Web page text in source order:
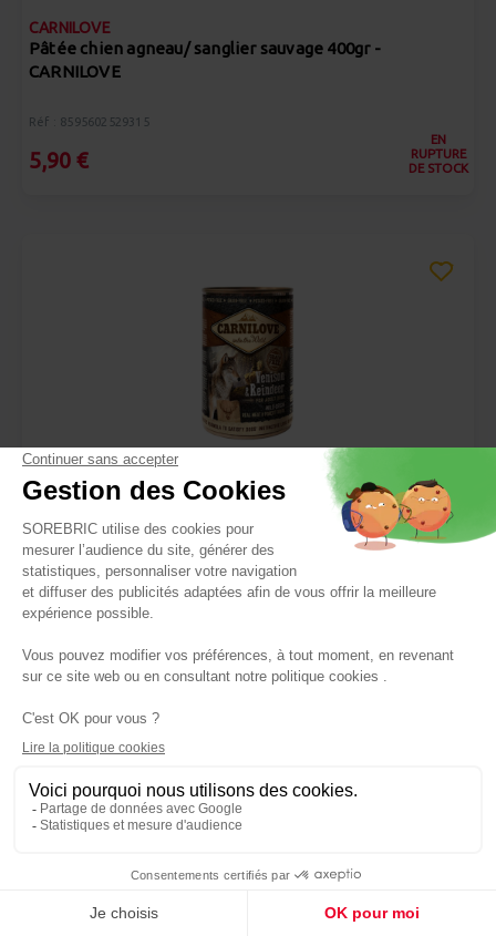
CARNILOVE
Pâtée chien agneau/ sanglier sauvage 400gr -
CARNILOVE
Réf : 8595602529315
5,90 €
EN
RUPTURE
DE STOCK
Pâtée chien cerf/renne 400gr - CARNILOVE
Réf : 8595602529292
5,90 €
DE STOCK